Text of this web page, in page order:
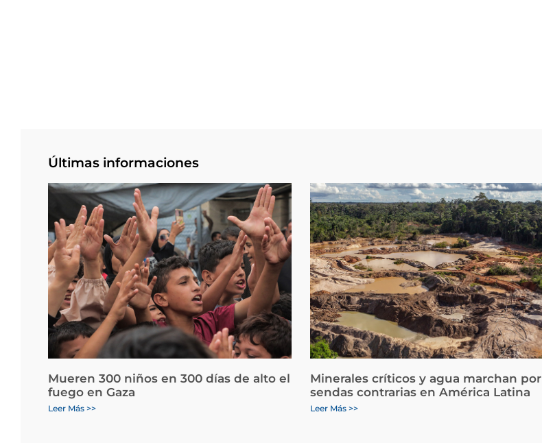
Últimas informaciones
Mueren 300 niños en 300 días de alto el
fuego en Gaza
Leer Más >>
Minerales críticos y agua marchan por
sendas contrarias en América Latina
Leer Más >>